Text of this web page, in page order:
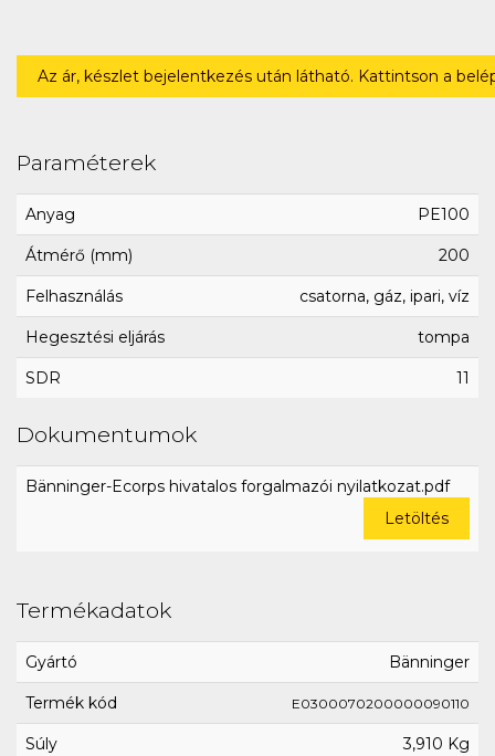
Az ár, készlet bejelentkezés után látható. Kattintson a
Paraméterek
Anyag PE100
Átmérő (mm) 200
Felhasználás csatorna, gáz, ipari, víz
Hegesztési eljárás tompa
SDR 11
Dokumentumok
Bänninger-Ecorps hivatalos forgalmazói nyilatkozat.pdf
Letöltés
Termékadatok
Gyártó Bänninger
Termék kód E0300070200000090110
Súly 3,910 Kg